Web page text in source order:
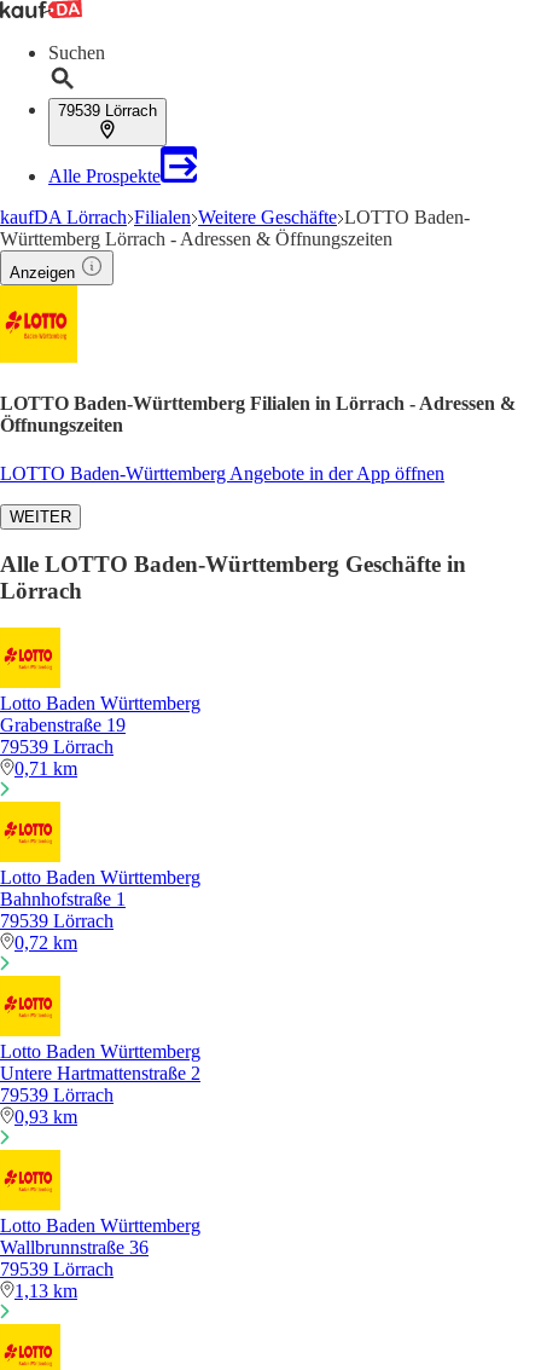
Suchen
79539 Lörrach
Alle Prospekte
kaufDA Lörrach Filialen Weitere Geschäfte LOTTO Baden-
Württemberg Lörrach - Adressen & Öffnungszeiten
Anzeigen
LOTTO Baden-Württemberg Filialen in Lörrach - Adressen &
Öffnungszeiten
LOTTO Baden-Württemberg Angebote in der App öffnen
WEITER
Alle LOTTO Baden-Württemberg Geschäfte in
Lörrach
Lotto Baden Württemberg
Grabenstraße 19
79539 Lörrach
0,71 km
Lotto Baden Württemberg
Bahnhofstraße 1
79539 Lörrach
0,72 km
Lotto Baden Württemberg
Untere Hartmattenstraße 2
79539 Lörrach
0,93 km
Lotto Baden Württemberg
Wallbrunnstraße 36
79539 Lörrach
1,13 km